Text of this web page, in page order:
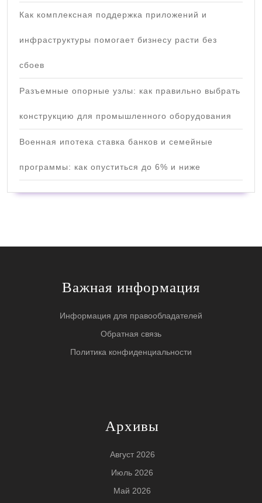
Как комплексная поддержка приложений и
инфраструктуры помогает бизнесу расти без
сбоев
Разъемные опорные узлы: как правильно выбрать
конструкцию для промышленного оборудования
Военная ипотека ставка банков и семейные
программы: как опуститься до 6% и ниже
Важная информация
Информация для правообладателей
Обратная связь
Политика конфиденциальности
Архивы
Август 2026
Июль 2026
Май 2026